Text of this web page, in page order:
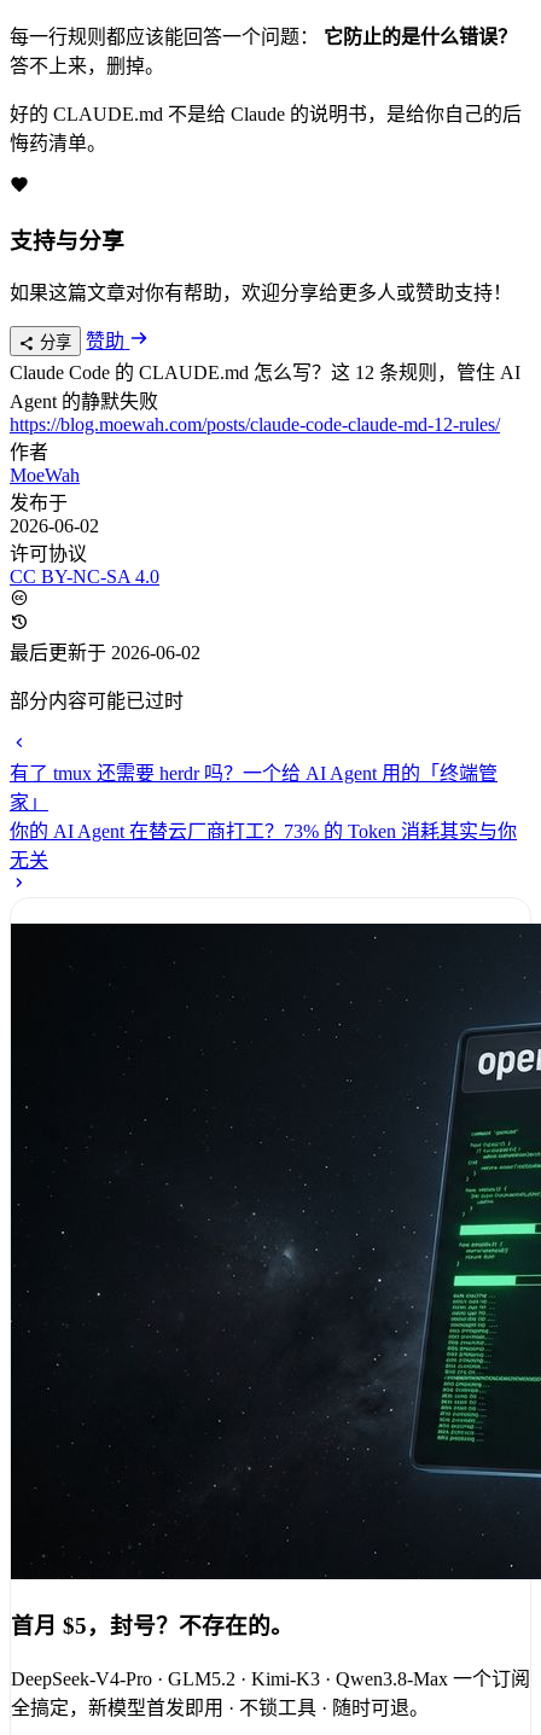
19
9. **Tests Verify Intent.** Tests
20
21
Checkpoint Every Step.**
22
23
11.
24
每一行规则都应该能回答一个问题： 它防止的是什么错误？
答不上来，删掉。
好的 CLAUDE.md 不是给 Claude 的说明书，是给你自己的后
悔药清单。
支持与分享
如果这篇文章对你有帮助，欢迎分享给更多人或赞助支持！
分享
赞助
Claude Code 的 CLAUDE.md 怎么写？这 12 条规则，管住 AI
Agent 的静默失败
https://blog.moewah.com/posts/claude-code-claude-md-12-rules/
作者
MoeWah
发布于
2026-06-02
许可协议
CC BY-NC-SA 4.0
最后更新于 2026-06-02
部分内容可能已过时
有了 tmux 还需要 herdr 吗？一个给 AI Agent 用的「终端管
家」
你的 AI Agent 在替云厂商打工？73% 的 Token 消耗其实与你
无关
首月 $5，封号？不存在的。
DeepSeek-V4-Pro · GLM5.2 · Kimi-K3 · Qwen3.8-Max 一个订阅
全搞定，新模型首发即用 · 不锁工具 · 随时可退。